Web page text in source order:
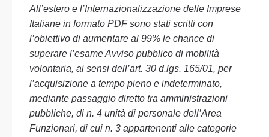
All’estero e l’Internazionalizzazione delle Imprese
Italiane in formato PDF sono stati scritti con
l’obiettivo di aumentare al 99% le chance di
superare l’esame Avviso pubblico di mobilità
volontaria, ai sensi dell’art. 30 d.lgs. 165/01, per
l’acquisizione a tempo pieno e indeterminato,
mediante passaggio diretto tra amministrazioni
pubbliche, di n. 4 unità di personale dell’Area
Funzionari, di cui n. 3 appartenenti alle categorie